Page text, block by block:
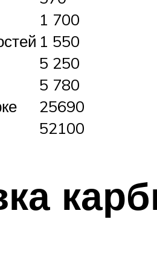
1 700
1 550
5 250
5 780
25690
52100